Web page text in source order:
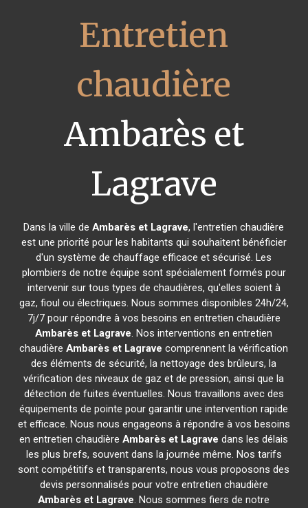
Entretien
chaudière
Ambarès et
Lagrave
Dans la ville deAmbarès et Lagrave, l'entretien chaudière
est une priorité pour les habitants qui souhaitent bénéficier
d'un système de chauffage efficace et sécurisé. Les
plombiers de notre équipe sont spécialement formés pour
intervenir sur tous types de chaudières, qu'elles soient à
gaz, fioul ou électriques. Nous sommes disponibles 24h/24,
7j/7 pour répondre à vos besoins en entretien chaudière
Ambarès et Lagrave. Nos interventions en entretien
chaudièreAmbarès et Lagrave comprennent la vérification
des éléments de sécurité, la nettoyage des brûleurs, la
vérification des niveaux de gaz et de pression, ainsi que la
détection de fuites éventuelles. Nous travaillons avec des
équipements de pointe pour garantir une intervention rapide
et efficace. Nous nous engageons à répondre à vos besoins
en entretien chaudièreAmbarès et Lagrave dans les délais
les plus brefs, souvent dans la journée même. Nos tarifs
sont compétitifs et transparents, nous vous proposons des
devis personnalisés pour votre entretien chaudière
Ambarès et Lagrave. Nous sommes fiers de notre